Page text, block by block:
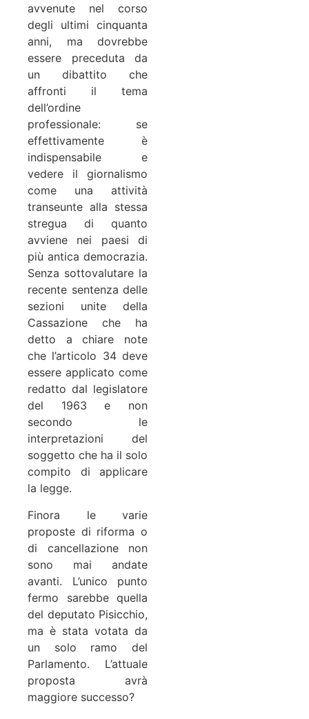
avvenute nel corso
degli ultimi cinquanta
anni, ma dovrebbe
essere preceduta da
un dibattito che
affronti il tema
dell’ordine
professionale: se
effettivamente è
indispensabile e
vedere il giornalismo
come una attività
transeunte alla stessa
stregua di quanto
avviene nei paesi di
più antica democrazia.
Senza sottovalutare la
recente sentenza delle
sezioni unite della
Cassazione che ha
detto a chiare note
che l’articolo 34 deve
essere applicato come
redatto dal legislatore
del 1963 e non
secondo le
interpretazioni del
soggetto che ha il solo
compito di applicare
la legge.
Finora le varie
proposte di riforma o
di cancellazione non
sono mai andate
avanti. L’unico punto
fermo sarebbe quella
del deputato Pisicchio,
ma è stata votata da
un solo ramo del
Parlamento. L’attuale
proposta avrà
maggiore successo?